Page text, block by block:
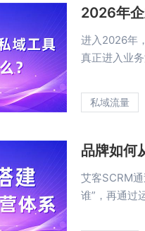
2026年
进入2026年
真正进入业务
私域流量
品牌如何
艾客SCRM
谁”，再通过